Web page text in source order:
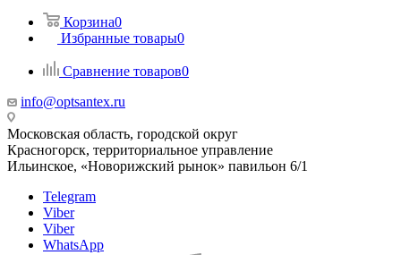
Корзина0
Избранные товары0
Сравнение товаров0
info@optsantex.ru
Московская область, городской округ
Красногорск, территориальное управление
Ильинское, «Новорижский рынок» павильон 6/1
Telegram
Viber
Viber
WhatsApp